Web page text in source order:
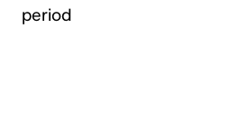
period